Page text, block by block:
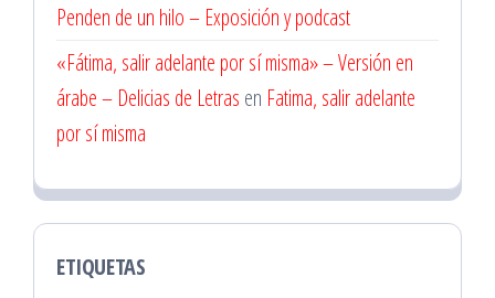
Penden de un hilo – Exposición y podcast
«Fátima, salir adelante por sí misma» – Versión en
árabe – Delicias de Letras en Fatima, salir adelante
por sí misma
ETIQUETAS